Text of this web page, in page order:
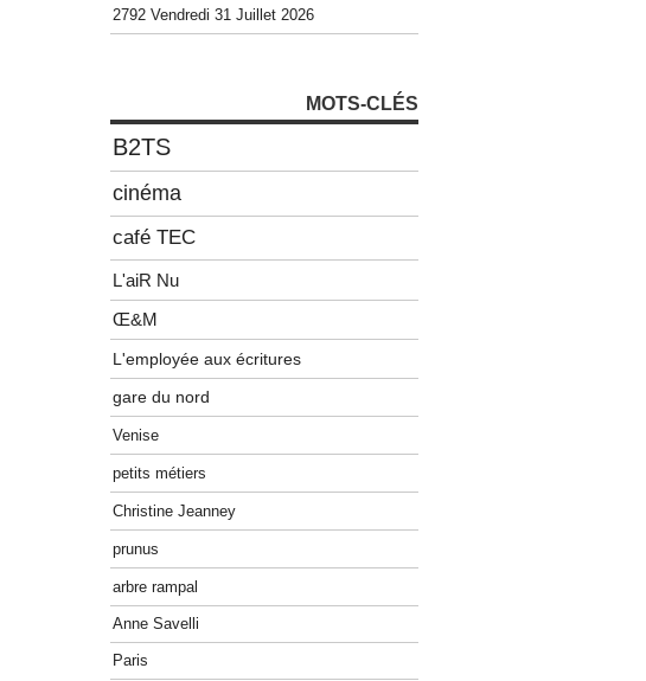
2792 Vendredi 31 Juillet 2026
MOTS-CLÉS
B2TS
cinéma
café TEC
L'aiR Nu
Œ&M
L'employée aux écritures
gare du nord
Venise
petits métiers
Christine Jeanney
prunus
arbre rampal
Anne Savelli
Paris